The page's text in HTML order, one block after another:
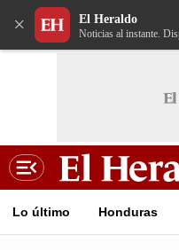
× El Heraldo
Noticias al instante.
Lo último Honduras